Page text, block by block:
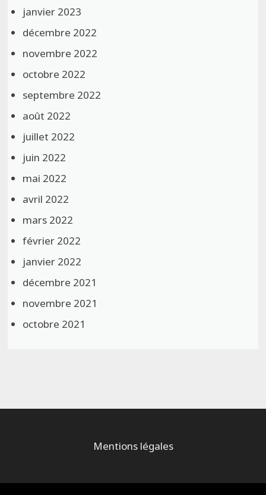
janvier 2023
décembre 2022
novembre 2022
octobre 2022
septembre 2022
août 2022
juillet 2022
juin 2022
mai 2022
avril 2022
mars 2022
février 2022
janvier 2022
décembre 2021
novembre 2021
octobre 2021
Mentions légales